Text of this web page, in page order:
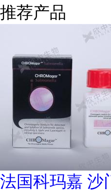
推荐产品
法国科玛嘉 沙